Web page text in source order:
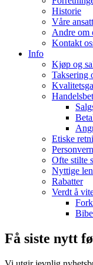
Historie
Våre
Andre om
Kontakt
Info
Kjøp og
Taksering
Etiske
Ofte stilte
Nyttige
Rabatter
Verdt å
Få siste nytt